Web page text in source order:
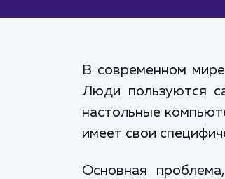
В современном
Люди пользуются
настольные
имеет свои
Основная